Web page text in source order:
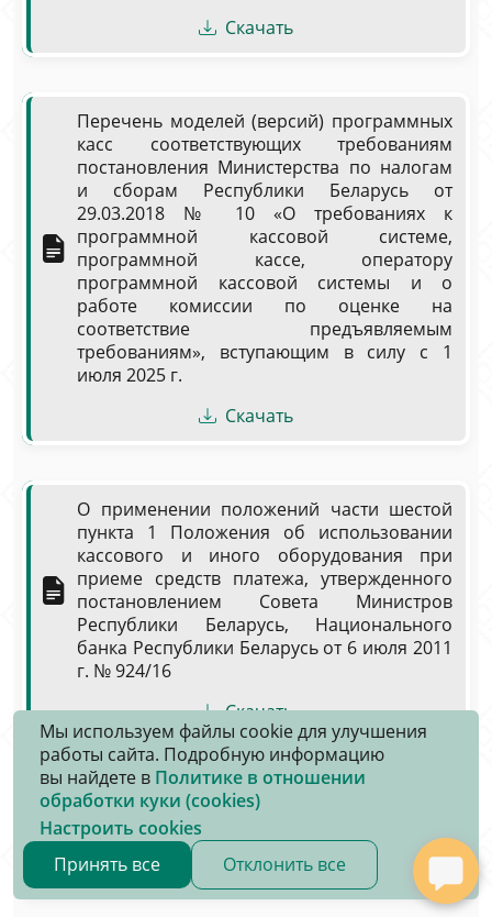
Скачать
Перечень моделей (версий) программных
касс соответствующих требованиям
постановления Министерства по налогам
и сборам Республики Беларусь от
29.03.2018 № 10 «О требованиях к
программной кассовой системе,
программной кассе, оператору
программной кассовой системы и о
работе комиссии по оценке на
соответствие предъявляемым
требованиям», вступающим в силу с 1
июля 2025 г.
Скачать
О применении положений части шестой
пункта 1 Положения об использовании
кассового и иного оборудования при
приеме средств платежа, утвержденного
постановлением Совета Министров
Республики Беларусь, Национального
банка Республики Беларусь от 6 июля 2011
г. № 924/16
Скачать
Информация по вопросу, касающемуся
онлайн трансляций азартных игр
Скачать
Мы используем файлы cookie для улучшения
работы сайта. Подробную информацию
вы найдете в Политике в отношении
обработки куки (cookies)
Настроить cookies
Принять все
Отклонить все